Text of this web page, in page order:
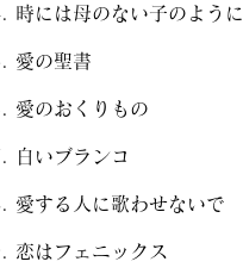
時には母のない子のように
愛の聖書
愛のおくりもの
白いブランコ
愛する人に歌わせないで
恋はフェニックス